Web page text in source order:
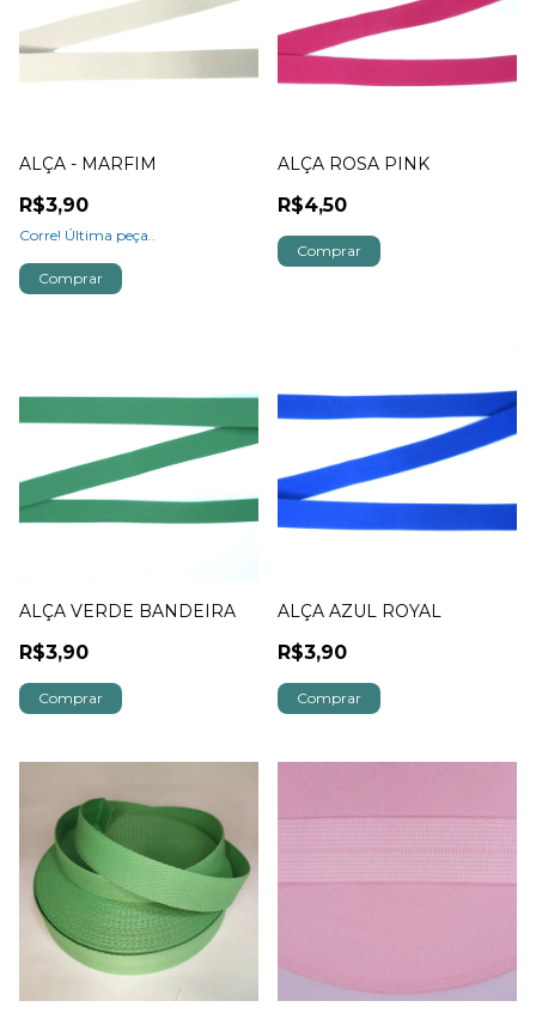
ALÇA - MARFIM
R$3,90
Corre! Última peça..
Comprar
ALÇA ROSA PINK
R$4,50
Comprar
ALÇA VERDE BANDEIRA
R$3,90
Comprar
ALÇA AZUL ROYAL
R$3,90
Comprar